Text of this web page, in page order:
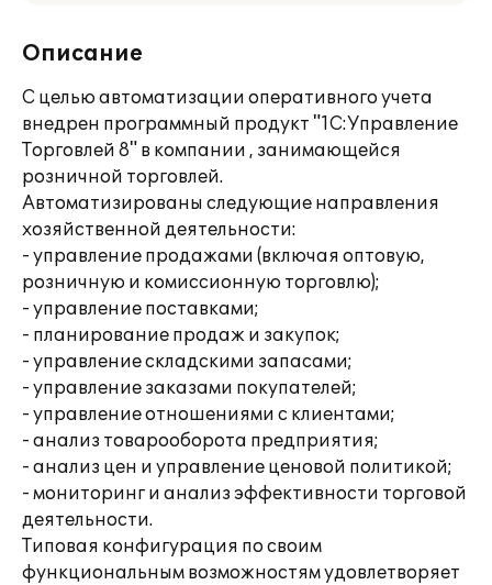
Описание
С целью автоматизации оперативного учета
внедрен программный продукт "1С:Управление
Торговлей 8" в компании , занимающейся
розничной торговлей.
Автоматизированы следующие направления
хозяйственной деятельности:
- управление продажами (включая оптовую,
розничную и комиссионную торговлю);
- управление поставками;
- планирование продаж и закупок;
- управление складскими запасами;
- управление заказами покупателей;
- управление отношениями с клиентами;
- анализ товарооборота предприятия;
- анализ цен и управление ценовой политикой;
- мониторинг и анализ эффективности торговой
деятельности.
Типовая конфигурация по своим
функциональным возможностям удовлетворяет